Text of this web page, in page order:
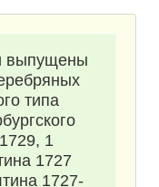
выпущены
типа
1
1727
1727-